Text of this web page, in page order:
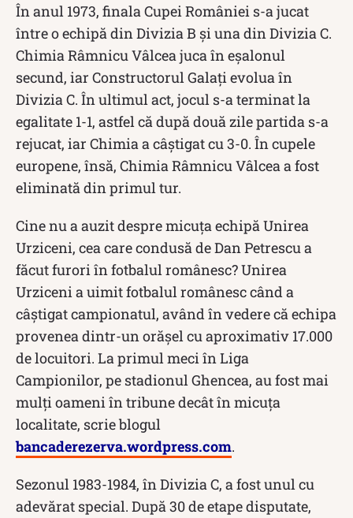
În anul 1973, finala Cupei României s-a jucat
între o echipă din Divizia B și una din Divizia C.
Chimia Râmnicu Vâlcea juca în eșalonul
secund, iar Constructorul Galați evolua în
Divizia C. În ultimul act, jocul s-a terminat la
egalitate 1-1, astfel că după două zile partida s-a
rejucat, iar Chimia a câștigat cu 3-0. În cupele
europene, însă, Chimia Râmnicu Vâlcea a fost
eliminată din primul tur.
Cine nu a auzit despre micuța echipă Unirea
Urziceni, cea care condusă de Dan Petrescu a
făcut furori în fotbalul românesc? Unirea
Urziceni a uimit fotbalul românesc când a
câștigat campionatul, având în vedere că echipa
provenea dintr-un orăşel cu aproximativ 17.000
de locuitori. La primul meci în Liga
Campionilor, pe stadionul Ghencea, au fost mai
mulți oameni în tribune decât în micuța
localitate, scrie blogul
bancaderezerva.wordpress.com.
Sezonul 1983-1984, în Divizia C, a fost unul cu
adevărat special. După 30 de etape disputate,